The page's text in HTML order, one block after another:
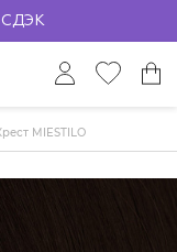
СДЭК
MIESTILO